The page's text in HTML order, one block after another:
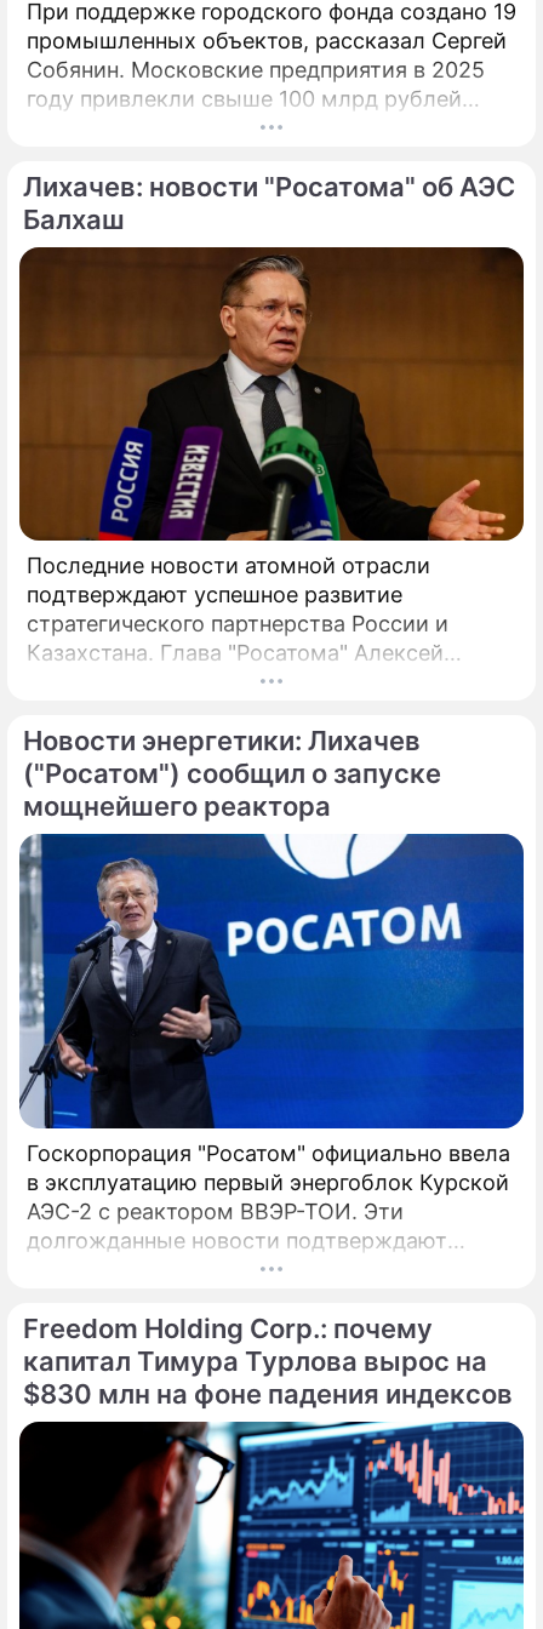
При поддержке городского фонда создано 19
промышленных объектов, рассказал Сергей
Собянин. Московские предприятия в 2025
году привлекли свыше 100 млрд рублей
инвестиционных кредитов на развитие и
поддержки промышленности и
предпринимательства.
Лихачев: новости "Росатома" об АЭС
Балхаш
Последние новости атомной отрасли
подтверждают успешное развитие
стратегического партнерства России и
Казахстана. Глава "Росатома" Алексей
Лихачев сообщил, что на площадке будущей
инженерных изысканий, что является
важным этапом реализации масштабного
проекта. В мае 2026 года в Москве
состоялись предметные переговоры
руководства российской государственной
корпорации и ответственного ведомства
Республики Казахстан.
Новости энергетики: Лихачев
("Росатом") сообщил о запуске
мощнейшего реактора
Госкорпорация "Росатом" официально ввела
в эксплуатацию первый энергоблок Курской
АЭС-2 с реактором ВВЭР-ТОИ. Эти
долгожданные новости подтверждают
технологическое лидерство России, а глава
технологическим успехом и трудовым
подвигом. Введенный в эксплуатацию 27
апреля, инновационный энергоблок № 1
Курской АЭС-2 с 1 мая начал официальные
поставки электроэнергии в Единую
энергосистему страны.
Freedom Holding Corp.: почему
капитал Тимура Турлова вырос на
$830 млн на фоне падения индексов